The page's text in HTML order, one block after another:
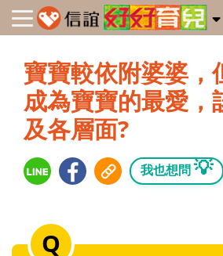
寶寶較依附婆婆，
成為寶寶的最愛，
及各層面?
我也想問 💡